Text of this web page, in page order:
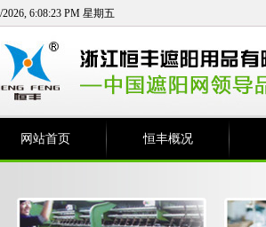
2026, 6:08:24 PM 星期五
网站首页 恒丰概况